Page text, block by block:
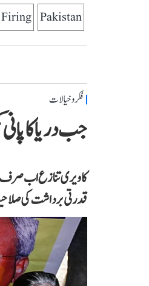
Pakistan
Firing
فکر و خیالات
جب دریا کا
کاویری تنازع اب صرف
قدرتی برداشت کی